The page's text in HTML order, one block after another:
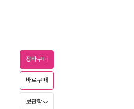
장바구니
바로구매
보관함